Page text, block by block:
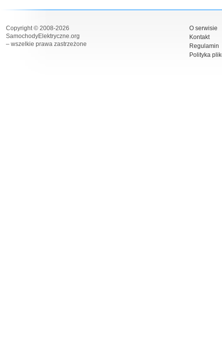
Copyright © 2008-2026
SamochodyElektryczne.org
– wszelkie prawa zastrzeżone
O serwisie
Kontakt
Regulamin
Polityka